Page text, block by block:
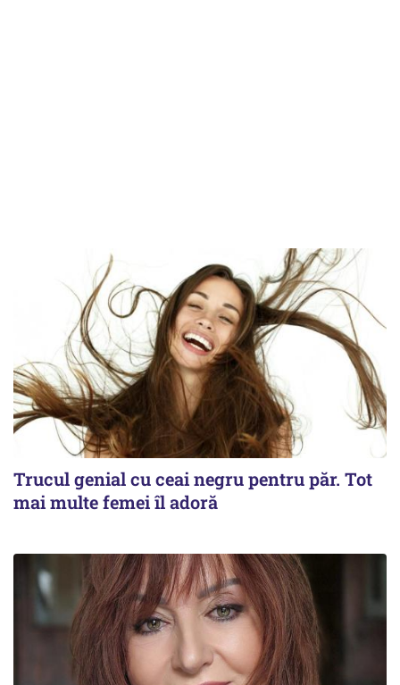
Trucul genial cu ceai negru pentru păr. Tot
mai multe femei îl adoră